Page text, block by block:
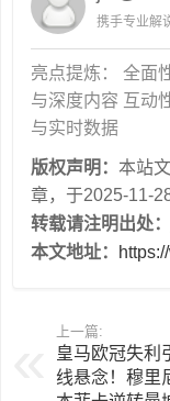
携手专业解
亮点提炼： 全面
与深度内容 互动
与实时数据
版权声明： 本站
章，于2025-11-
转载请注明出处：
本文地址：
上一篇:
皇马欧冠失利
线悬念！穆里